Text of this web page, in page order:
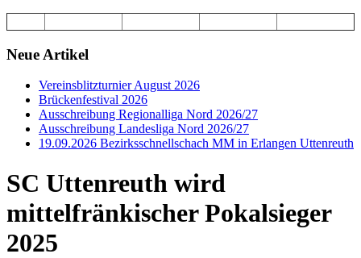
Neue Artikel
Vereinsblitzturnier August 2026
Brückenfestival 2026
Ausschreibung Regionalliga Nord 2026/27
Ausschreibung Landesliga Nord 2026/27
19.09.2026 Bezirksschnellschach MM in Erlangen Uttenreuth
SC Uttenreuth wird
mittelfränkischer Pokalsieger
2025